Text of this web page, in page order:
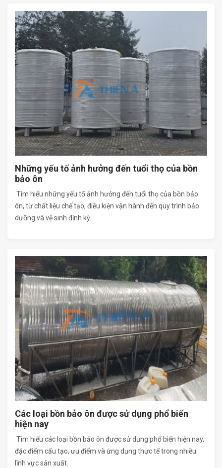
Những yếu tố ảnh hưởng đến tuổi thọ của bồn
bảo ôn
Tìm hiểu những yếu tố ảnh hưởng đến tuổi thọ của bồn bảo
ôn, từ chất liệu chế tạo, điều kiện vận hành đến quy trình bảo
dưỡng và vệ sinh định kỳ.
Các loại bồn bảo ôn được sử dụng phổ biến
hiện nay
Tìm hiểu các loại bồn bảo ôn được sử dụng phổ biến hiện nay,
đặc điểm cấu tạo, ưu điểm và ứng dụng thực tế trong nhiều
lĩnh vực sản xuất.